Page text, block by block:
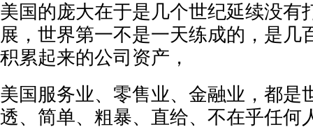
美国的庞大在于是几个世纪延续没有
展，世界第一不是一天练成的，是几
积累起来的公司资产，
美国服务业、零售业、金融业，都是
透、简单、粗暴、直给、不在乎任何